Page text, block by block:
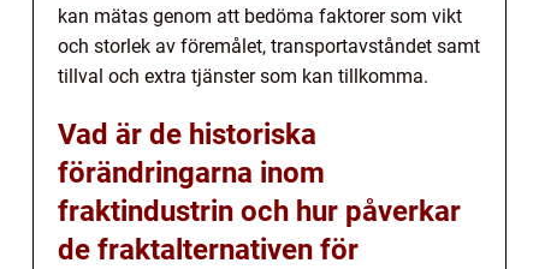
kan mätas genom att bedöma faktorer som vikt
och storlek av föremålet, transportavståndet samt
tillval och extra tjänster som kan tillkomma.
Vad är de historiska
förändringarna inom
fraktindustrin och hur påverkar
de fraktalternativen för